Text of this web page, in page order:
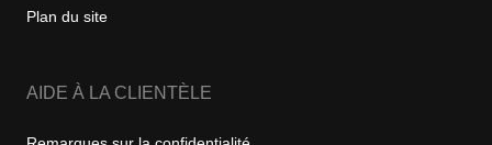
Plan du site
AIDE À LA CLIENTÈLE